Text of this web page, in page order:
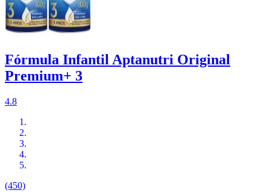
Fórmula Infantil Aptanutri Original
Premium+ 3
4.8
(450)